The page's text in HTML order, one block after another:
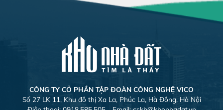
CÔNG TY CỎ PHẦN TẬP ĐOÀN CÔNG NGHỆ VICO
Số 27 LK 11, Khu đô thị Xa La, Phúc La, Hà Đông, Hà Nội